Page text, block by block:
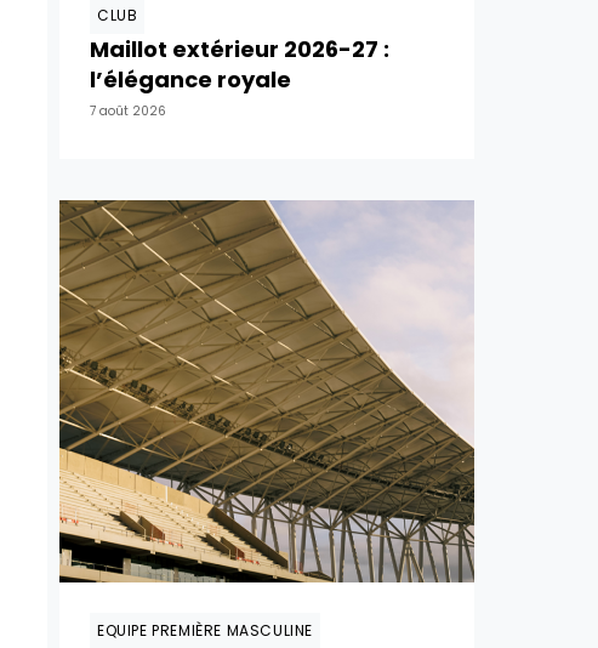
CLUB
Maillot extérieur 2026-27 :
l’élégance royale
7 août 2026
EQUIPE PREMIÈRE MASCULINE